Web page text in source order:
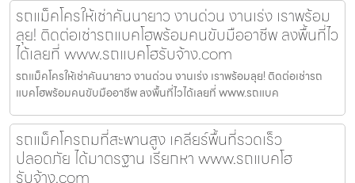
รถแม็คโครให้เช่าคันนายาว งานด่วน งานเร่ง เราพร้อม
ลุย! ติดต่อเช่ารถแบคโฮพร้อมคนขับมืออาชีพ ลงพื้นที่ไว
ได้เลยที่ www.รถแบคโฮรับจ้าง.com
รถแม็คโครให้เช่าคันนายาว งานด่วน งานเร่ง เราพร้อมลุย! ติดต่อเช่ารถ
แบคโฮพร้อมคนขับมืออาชีพ ลงพื้นที่ไวได้เลยที่ www.รถแบค
รถแม็คโครถมที่สะพานสูง เคลียร์พื้นที่รวดเร็ว
ปลอดภัย ได้มาตรฐาน เรียกหา www.รถแบคโฮ
รับจ้าง.com